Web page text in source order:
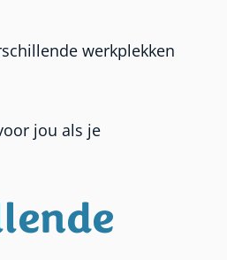
werkplekken
jou als je